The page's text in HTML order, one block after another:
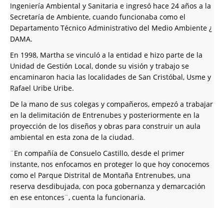
Ingeniería Ambiental y Sanitaria e ingresó hace 24 años a la
Secretaría de Ambiente, cuando funcionaba como el
Departamento Técnico Administrativo del Medio Ambiente ¿
DAMA.
En 1998, Martha se vinculó a la entidad e hizo parte de la
Unidad de Gestión Local, donde su visión y trabajo se
encaminaron hacia las localidades de San Cristóbal, Usme y
Rafael Uribe Uribe.
De la mano de sus colegas y compañeros, empezó a trabajar
en la delimitación de Entrenubes y posteriormente en la
proyección de los diseños y obras para construir un aula
ambiental en esta zona de la ciudad.
¨En compañía de Consuelo Castillo, desde el primer
instante, nos enfocamos en proteger lo que hoy conocemos
como el Parque Distrital de Montaña Entrenubes, una
reserva desdibujada, con poca gobernanza y demarcación
en ese entonces¨, cuenta la funcionaria.